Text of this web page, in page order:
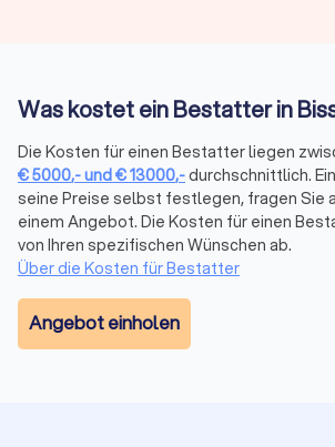
finden Sie auf Trustlocal eine Übersicht
Darüber hinaus informieren viele Anbieter
weiterführende Themen, die nach einer
werden – etwa rechtliche oder finanzielle
EinRechtsanwalt für Erbrechtkann
zu prüfen oder Erbansprüche zu klären.
Bei größeren Nachlässen kann eine
Vermögensverwaltung
den Überblick zu behalten.
Wenn der Haushalt des
Was kostet ein Bestatter in
Die Kosten für einen Bestatter liegen
€5000,-und€13000,-durchschnittlich.
seine Preise selbst festlegen, fragen Sie
einem Angebot. Die Kosten für einen
von Ihren spezifischen Wünschen ab.
Über die Kosten für Bestatter
Angebot einholen